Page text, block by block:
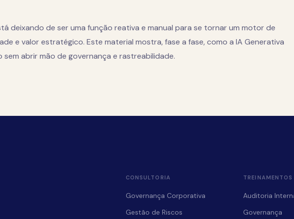
deixando de ser uma função reativa e manual para se tornar um motor de
e valor estratégico. Este material mostra, fase a fase, como a IA Generativa
abrir mão de governança e rastreabilidade.
CONSULTORIA
Governança Corporativa
Gestão de Riscos
TREINAMENTOS
Auditoria
Governança